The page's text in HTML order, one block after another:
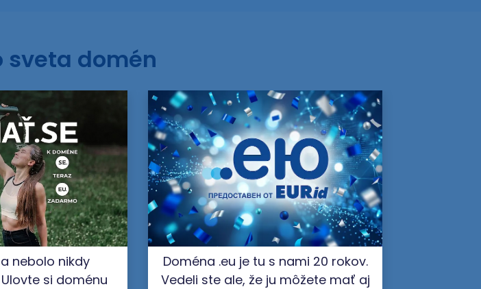
sveta domén
nebolo nikdy
si doménu
Doména .eu je tu s nami 20 rokov.
Vedeli ste ale, že ju môžete mať aj